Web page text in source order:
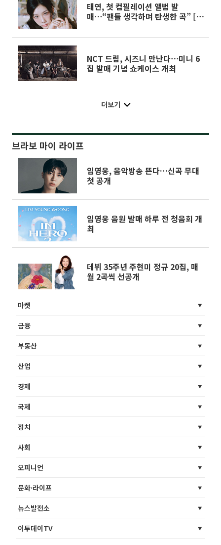
태연, 첫 컴필레이션 앨범 발
매⋯“팬들 생각하며 탄생한 곡” [일
NCT 드림, 시즈니 만난다⋯미니 6
집 발매 기념 쇼케이스 개최
더보기
브라보 마이 라이프
임영웅, 음악방송 뜬다…신곡 무대
첫 공개
임영웅 음원 발매 하루 전 청음회 개
최
데뷔 35주년 주현미 정규 20집, 매
월 2곡씩 선공개
마켓
금융
부동산
산업
경제
국제
정치
사회
오피니언
문화·라이프
뉴스발전소
이투데이TV